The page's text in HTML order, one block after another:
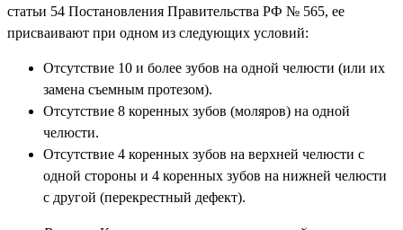
статьи 54 Постановления Правительства РФ № 565, ее
присваивают при одном из следующих условий:
Отсутствие 10 и более зубов на одной челюсти (или их
замена съемным протезом).
Отсутствие 8 коренных зубов (моляров) на одной
челюсти.
Отсутствие 4 коренных зубов на верхней челюсти с
одной стороны и 4 коренных зубов на нижней челюсти
с другой (перекрестный дефект).